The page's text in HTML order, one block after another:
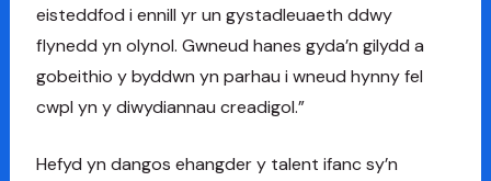
eisteddfod i ennill yr un gystadleuaeth ddwy
flynedd yn olynol. Gwneud hanes gyda’n gilydd a
gobeithio y byddwn yn parhau i wneud hynny fel
cwpl yn y diwydiannau creadigol.”
Hefyd yn dangos ehangder y talent ifanc sy’n